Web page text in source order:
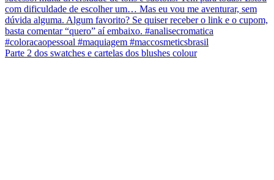
Parte 2 dos swatches e cartelas dos blushes colour